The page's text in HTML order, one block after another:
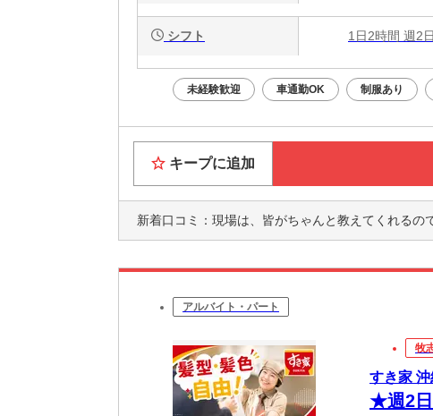
シフト 1日2時間 週2
未経験歓迎 車通勤OK 制服あり
キープに追加
新着口コミ： 現場は、皆がちゃんと教えてくれるので、早くなじめそう
アルバイト・パート
牧
すき家
★週2日